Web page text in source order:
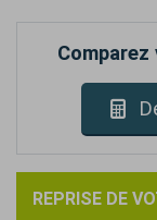
REPRISE DE